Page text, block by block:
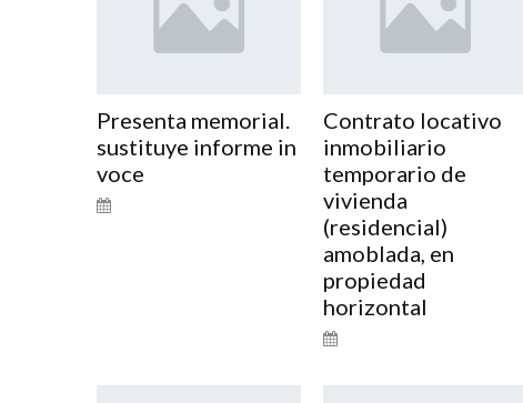
Presenta memorial.
sustituye informe in
voce
Contrato locativo
inmobiliario
temporario de
vivienda
(residencial)
amoblada, en
propiedad
horizontal